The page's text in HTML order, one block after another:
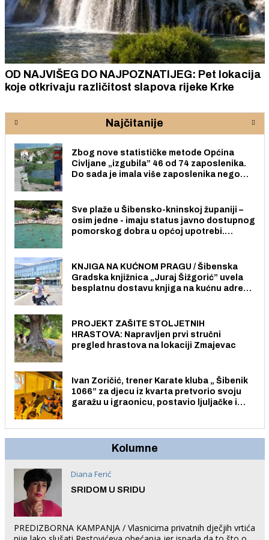
OD NAJVIŠEG DO NAJPOZNATIJEG: Pet lokacija
koje otkrivaju različitost slapova rijeke Krke
Najčitanije
Zbog nove statističke metode Općina
Civljane „izgubila” 46 od 74 zaposlenika.
Do sada je imala više zaposlenika nego
Sve plaže u Šibensko-kninskoj županiji –
osim jedne - imaju status javno dostupnog
pomorskog dobra u općoj upotrebi.
KNJIGA NA KUĆNOM PRAGU / Šibenska
Gradska knjižnica „Juraj Šižgorić” uvela
besplatnu dostavu knjiga na kućnu adresu
PROJEKT ZAŠITE STOLJETNIH
HRASTOVA: Napravljen prvi stručni
pregled hrastova na lokaciji Zmajevac
Ivan Zoričić, trener Karate kluba „ Šibenik
1066” za djecu iz kvarta pretvorio svoju
garažu u igraonicu, postavio ljuljačke i
Kolumne
Diana Ferić
SRIDOM U SRIDU
PREDIZBORNA KAMPANJA / Vlasnicima privatnih dječjih vrtića